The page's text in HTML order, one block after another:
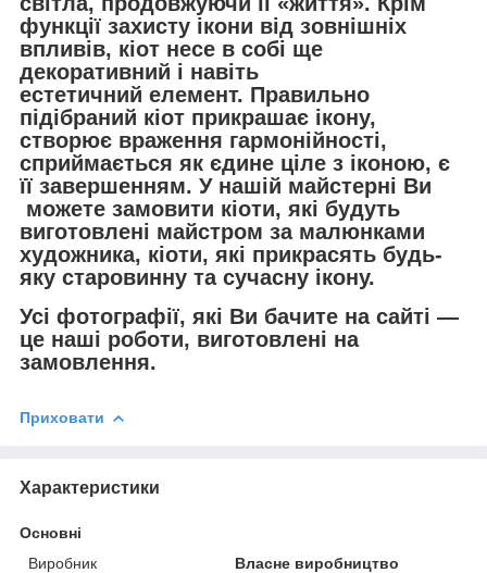
функції захисту ікони від зовнішніх
впливів, кіот несе в собі ще
декоративний і навіть
естетичний елемент. Правильно
підібраний кіот прикрашає ікону,
створює враження гармонійності,
сприймається як єдине ціле з іконою, є
її завершенням. У нашій майстерні Ви
можете замовити кіоти, які будуть
виготовлені майстром за малюнками
художника, кіоти, які прикрасять будь-
яку старовинну та сучасну ікону.
Усі фотографії, які Ви бачите на сайті —
це наші роботи, виготовлені на
замовлення.
Приховати
Характеристики
Основні
Виробник
Власне виробництво